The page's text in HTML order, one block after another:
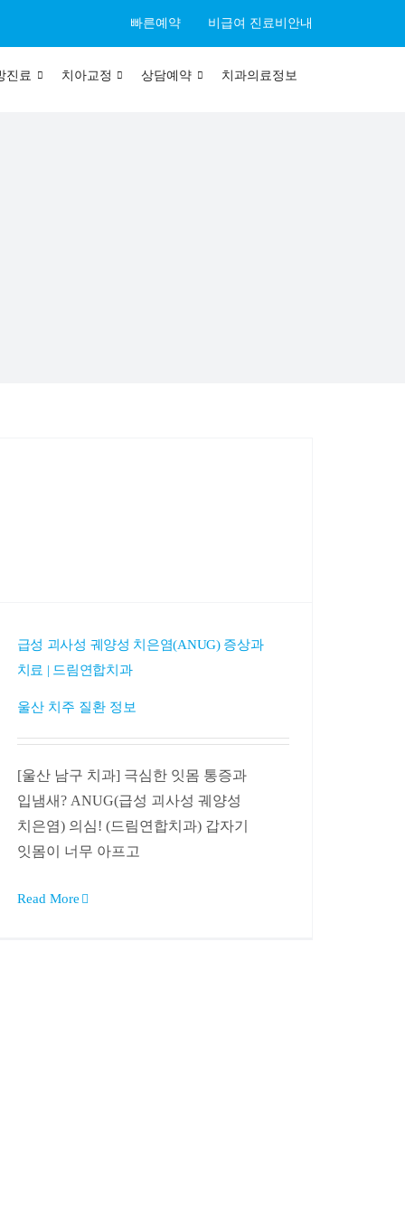
빠른예약 비급여 진료비안내
진료 치아교정 상담예약 치과의료정보
급성 괴사성 궤양성 치은염(ANUG) 증상과
치료 | 드림연합치과
울산 치주 질환 정보
[울산 남구 치과] 극심한 잇몸 통증과
입냄새? ANUG(급성 괴사성 궤양성
치은염) 의심! (드림연합치과) 갑자기
잇몸이 너무 아프고
Read More